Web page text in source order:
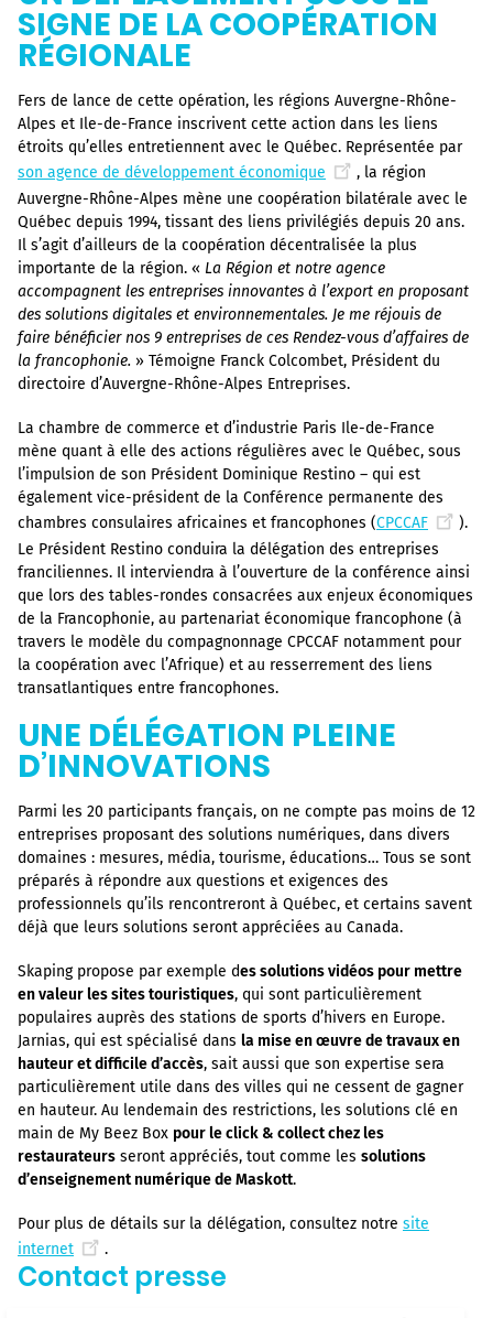
SIGNE DE LA COOPÉRATION
RÉGIONALE
Fers de lance de cette opération, les régions Auvergne-Rhône-
Alpes et Ile-de-France inscrivent cette action dans les liens
étroits qu’elles entretiennent avec le Québec. Représentée par
son agence de développement économique
, la région
Auvergne-Rhône-Alpes mène une coopération bilatérale avec le
Québec depuis 1994, tissant des liens privilégiés depuis 20 ans.
Il s’agit d’ailleurs de la coopération décentralisée la plus
importante de la région. « La Région et notre agence
accompagnent les entreprises innovantes à l’export en proposant
des solutions digitales et environnementales. Je me réjouis de
faire bénéficier nos 9 entreprises de ces Rendez-vous d’affaires de
la francophonie. » Témoigne Franck Colcombet, Président du
directoire d’Auvergne-Rhône-Alpes Entreprises.
La chambre de commerce et d’industrie Paris Ile-de-France
mène quant à elle des actions régulières avec le Québec, sous
l’impulsion de son Président Dominique Restino – qui est
également vice-président de la Conférence permanente des
chambres consulaires africaines et francophones (CPCCAF
).
Le Président Restino conduira la délégation des entreprises
franciliennes. Il interviendra à l’ouverture de la conférence ainsi
que lors des tables-rondes consacrées aux enjeux économiques
de la Francophonie, au partenariat économique francophone (à
travers le modèle du compagnonnage CPCCAF notamment pour
la coopération avec l’Afrique) et au resserrement des liens
transatlantiques entre francophones.
UNE DÉLÉGATION PLEINE
D’INNOVATIONS
Parmi les 20 participants français, on ne compte pas moins de 12
entreprises proposant des solutions numériques, dans divers
domaines : mesures, média, tourisme, éducations… Tous se sont
préparés à répondre aux questions et exigences des
professionnels qu’ils rencontreront à Québec, et certains savent
déjà que leurs solutions seront appréciées au Canada.
Skaping propose par exemple des solutions vidéos pour mettre
en valeur les sites touristiques, qui sont particulièrement
populaires auprès des stations de sports d’hivers en Europe.
Jarnias, qui est spécialisé dans la mise en œuvre de travaux en
hauteur et difficile d’accès, sait aussi que son expertise sera
particulièrement utile dans des villes qui ne cessent de gagner
en hauteur. Au lendemain des restrictions, les solutions clé en
main de My Beez Box pour le click & collect chez les
restaurateurs seront appréciés, tout comme les solutions
d’enseignement numérique de Maskott.
Pour plus de détails sur la délégation, consultez notre site
internet
.
Contact presse